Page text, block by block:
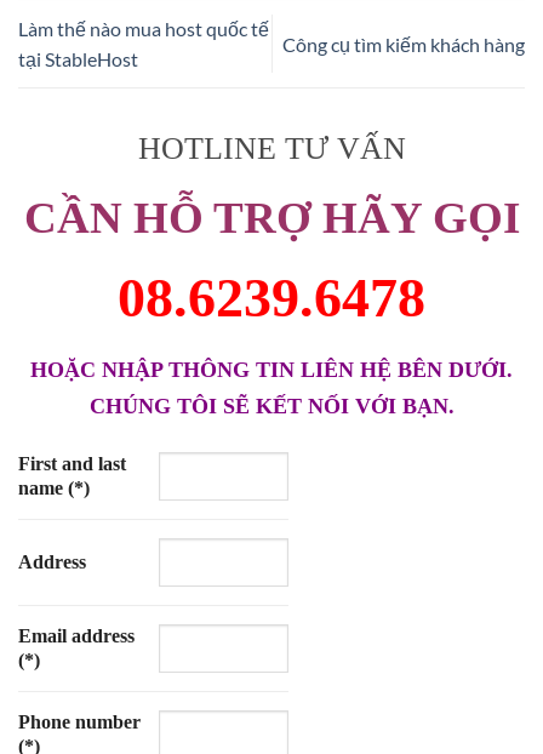
Làm thế nào mua host quốc tế
tại StableHost
Công cụ tìm kiếm khách hàng
HOTLINE TƯ VẤN
CẦN HỖ TRỢ HÃY GỌI
08.6239.6478
HOẶC NHẬP THÔNG TIN LIÊN HỆ BÊN DƯỚI.
CHÚNG TÔI SẼ KẾT NỐI VỚI BẠN.
First and last
name (*)
Address
Email address
(*)
Phone number
(*)